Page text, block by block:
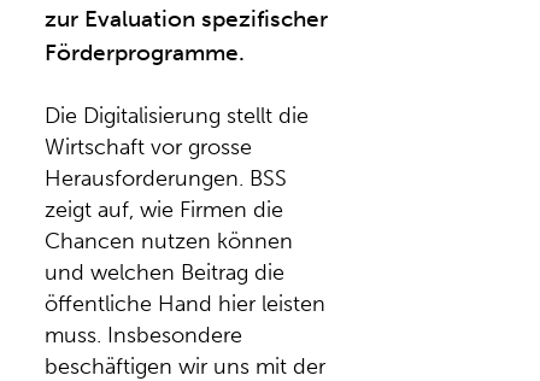
zur Evaluation spezifischer
Förderprogramme.
Die Digitalisierung stellt die
Wirtschaft vor grosse
Herausforderungen. BSS
zeigt auf, wie Firmen die
Chancen nutzen können
und welchen Beitrag die
öffentliche Hand hier leisten
muss. Insbesondere
beschäftigen wir uns mit der